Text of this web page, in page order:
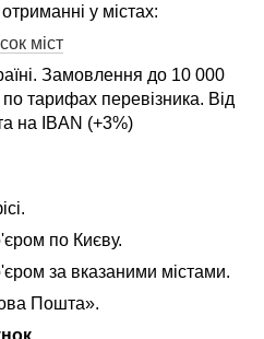
у містах:
міст
Замовлення до 10 000
тарифах перевізника. Від
на IBAN (+3%)
по Києву.
за вказаними містами.
Пошта».